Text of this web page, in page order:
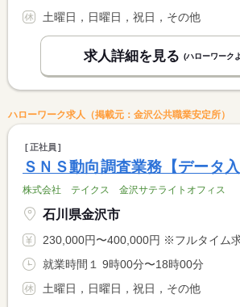
土曜日，日曜日，祝日，その他
求人詳細を見る (ハローワーク
ハローワーク求人（掲載元：金沢公共職業安定所）
正社員
ＳＮＳ動向調査業務【データ入
株式会社 テイクス 金沢サテライトオフィス
石川県金沢市
230,000円〜400,000円 ※フルタイム求人の場合は月額（換算額）、パート求人の場
就業時間１ 9時00分〜18時00分
土曜日，日曜日，祝日，その他